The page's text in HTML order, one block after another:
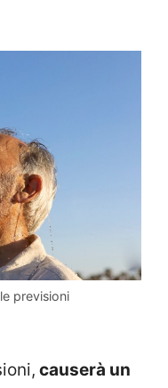
previsioni
causerà un